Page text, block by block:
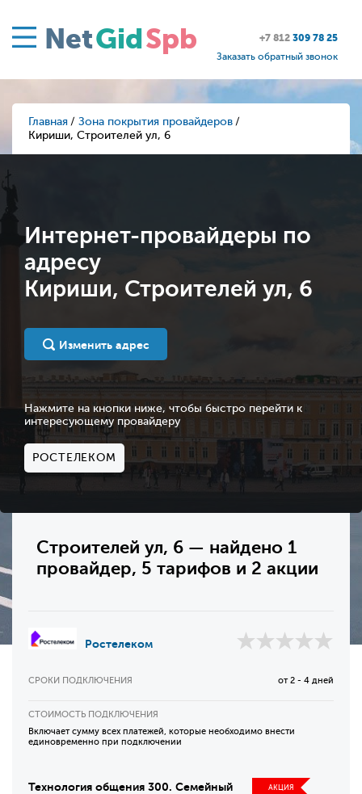
NetGidSpb +7 812 309 78 25
Заказать обратный звонок
Главная
Зона покрытия провайдеров
Кириши, Строителей ул, 6
Интернет-провайдеры по
адресу
Кириши, Строителей ул, 6
Изменить адрес
Нажмите на кнопки ниже, чтобы быстро перейти к
интересующему провайдеру
РОСТЕЛЕКОМ
Строителей ул, 6 — найдено 1
провайдер, 5 тарифов и 2 акции
Ростелеком
СРОКИ ПОДКЛЮЧЕНИЯ от 2 - 4 дней
СТОИМОСТЬ ПОДКЛЮЧЕНИЯ
Включает сумму всех платежей, которые необходимо внести
единовременно при подключении
Технология общения 300. Семейный АКЦИЯ